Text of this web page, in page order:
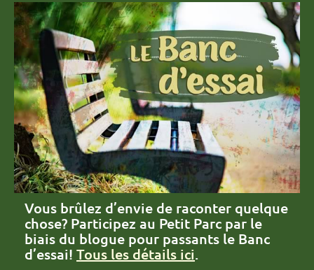
Vous brûlez d’envie de raconter quelque
chose? Participez au Petit Parc par le
biais du blogue pour passants le Banc
d’essai! Tous les détails ici.